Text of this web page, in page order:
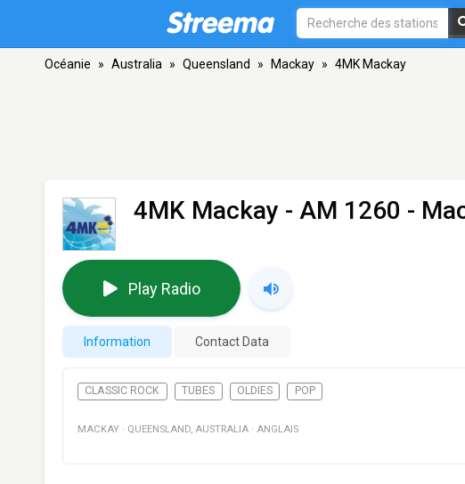
Océanie » Australia » Queensland » Mackay » 4MK Mackay
4MK Mackay - AM 1260 -
Play Radio
Information Contact Data
CLASSIC ROCK TUBES OLDIES POP
MACKAY · QUEENSLAND, AUSTRALIA · ANGLAIS